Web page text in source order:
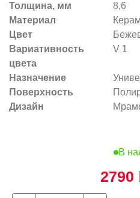
Толщина, мм
8,6
Материал
Цвет
Вариативность
цвета
V 1
Назначение
Поверхность
Дизайн
В
2790